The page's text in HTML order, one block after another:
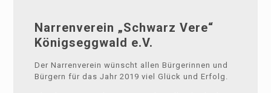
Narrenverein „Schwarz Vere“
Königseggwald e.V.
Der Narrenverein wünscht allen Bürgerinnen und
Bürgern für das Jahr 2019 viel Glück und Erfolg.